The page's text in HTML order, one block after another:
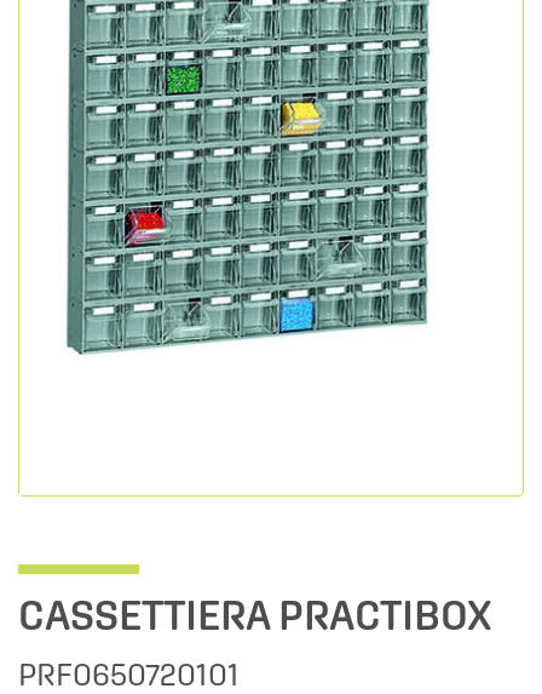
CASSETTIERA PRACTIBOX
PRF0650720101